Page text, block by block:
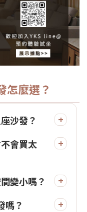
怎麼選？
沙發？
+
會買太
+
變小嗎？
+
嗎？
+